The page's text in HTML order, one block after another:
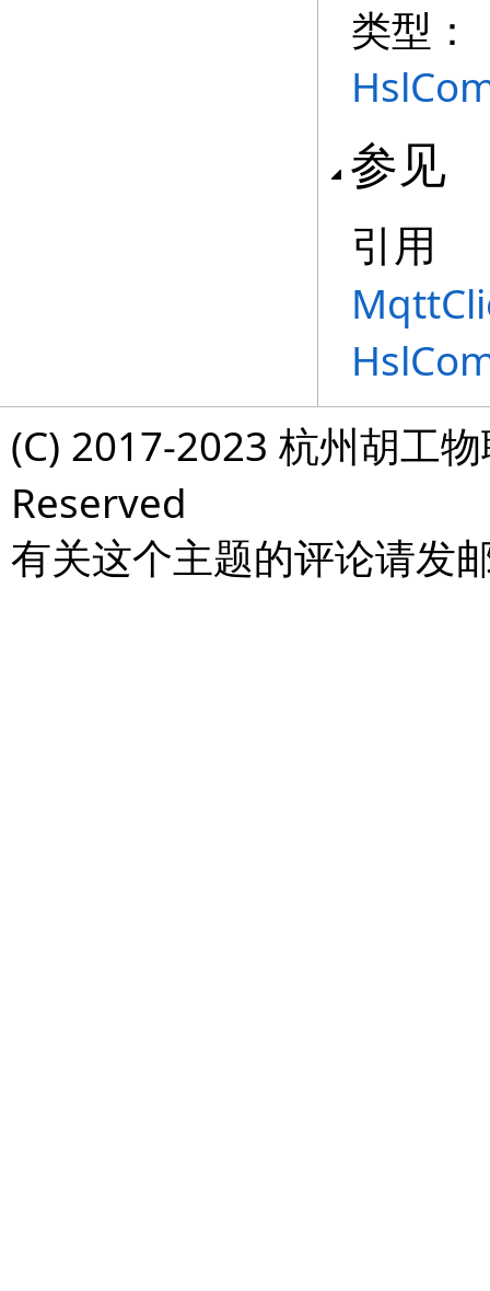
类型：
参见
引用
(C) 2017-2023 杭州胡工
Reserved
有关这个主题的评论请发